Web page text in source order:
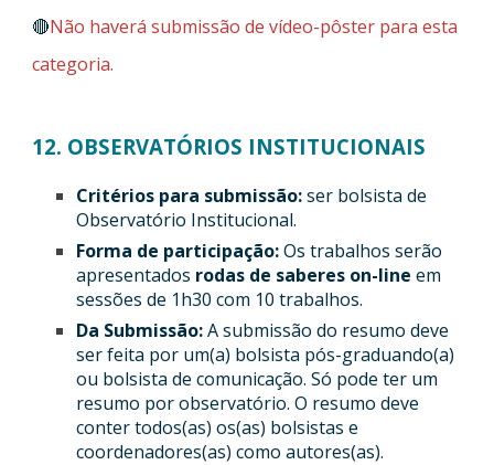
🔴Não haverá submissão de vídeo-pôster para esta
categoria.
12. OBSERVATÓRIOS INSTITUCIONAIS
Critérios para submissão:ser bolsista de
Observatório Institucional.
Forma de participação:Os trabalhos serão
apresentados rodas de saberes on-lineem
sessões de 1h30 com 10 trabalhos.
Da Submissão:A submissão do resumo deve
ser feita por um(a) bolsista pós-graduando(a)
ou bolsista de comunicação. Só pode ter um
resumo por observatório. O resumo deve
conter todos(as) os(as) bolsistas e
coordenadores(as) como autores(as).